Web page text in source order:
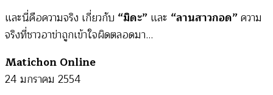
และนี่คือความจริง เกี่ยวกับ “มิดะ” และ “ลานสาวกอด”ความ
จริงที่ชาวอาข่าถูกเข้าใจผิดตลอดมา…
Matichon Online
24 มกราคม 2554